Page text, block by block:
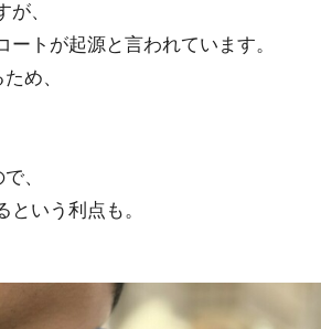
、
トが起源と言われています。
め、
、
いう利点も。